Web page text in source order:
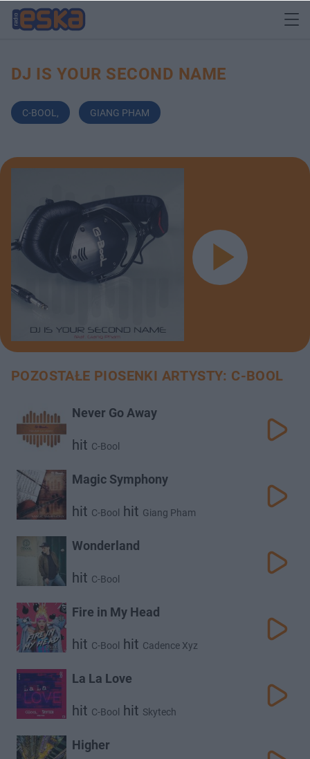
DJ IS YOUR SECOND NAME
C-BOOL , GIANG PHAM
POZOSTAŁE PIOSENKI ARTYSTY: C-BOOL
Never Go Away
hit C-Bool
Magic Symphony
hit C-Bool hit Giang Pham
Wonderland
hit C-Bool
Fire in My Head
hit C-Bool hit Cadence Xyz
La La Love
hit C-Bool hit Skytech
Higher